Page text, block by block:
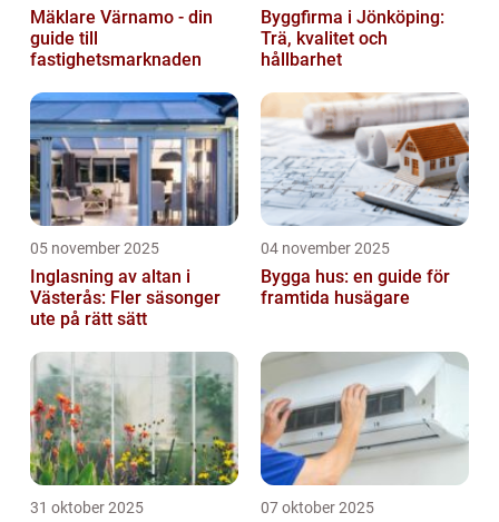
Mäklare Värnamo - din
guide till
fastighetsmarknaden
Byggfirma i Jönköping:
Trä, kvalitet och
hållbarhet
05 november 2025
Inglasning av altan i
Västerås: Fler säsonger
ute på rätt sätt
04 november 2025
Bygga hus: en guide för
framtida husägare
31 oktober 2025 07 oktober 2025